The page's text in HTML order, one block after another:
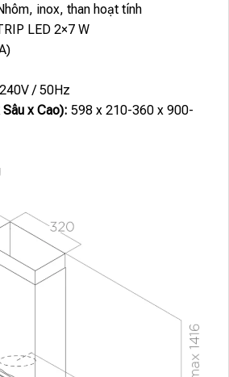
inox, than hoạt tính
LED 2×7 W
/ 50Hz
x Cao): 598 x 210-360 x 900-